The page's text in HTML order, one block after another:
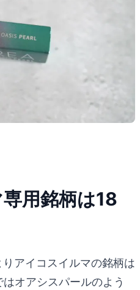
用銘柄は18
アイコスイルマの銘柄は
オアシスパールのよう